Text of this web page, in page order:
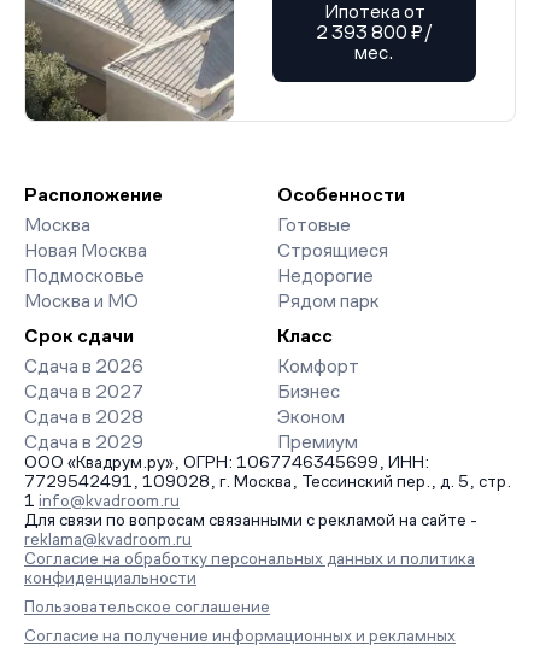
Ипотека от
2 393 800 ₽/
мес.
Расположение
Москва
Новая Москва
Подмосковье
Москва и МО
Особенности
Готовые
Строящиеся
Недорогие
Рядом парк
Срок сдачи
Сдача в 2026
Сдача в 2027
Сдача в 2028
Сдача в 2029
Класс
Комфорт
Бизнес
Эконом
Премиум
ООО «Квадрум.ру», ОГРН: 1067746345699, ИНН:
7729542491, 109028, г. Москва, Тессинский пер., д. 5, стр.
1 info@kvadroom.ru
Для связи по вопросам связанными с рекламой на сайте -
reklama@kvadroom.ru
Согласие на обработку персональных данных и политика
конфиденциальности
Пользовательское соглашение
Согласие на получение информационных и рекламных